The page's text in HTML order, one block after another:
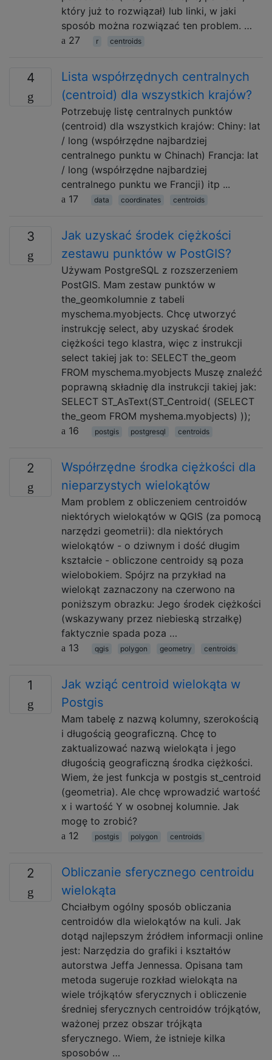
który już to rozwiązał) lub linki, w jaki
sposób można rozwiązać ten problem. …
27
r centroids
4
Lista współrzędnych centralnych
(centroid) dla wszystkich krajów?
Potrzebuję listę centralnych punktów
(centroid) dla wszystkich krajów: Chiny: lat
/ long (współrzędne najbardziej
centralnego punktu w Chinach) Francja: lat
/ long (współrzędne najbardziej
centralnego punktu we Francji) itp ...
17
data coordinates centroids
3
Jak uzyskać środek ciężkości
zestawu punktów w PostGIS?
Używam PostgreSQL z rozszerzeniem
PostGIS. Mam zestaw punktów w
the_geomkolumnie z tabeli
myschema.myobjects. Chcę utworzyć
instrukcję select, aby uzyskać środek
ciężkości tego klastra, więc z instrukcji
select takiej jak to: SELECT the_geom
FROM myschema.myobjects Muszę znaleźć
poprawną składnię dla instrukcji takiej jak:
SELECT ST_AsText(ST_Centroid( (SELECT
the_geom FROM myshema.myobjects) ));
16
postgis postgresql centroids
2
Współrzędne środka ciężkości dla
nieparzystych wielokątów
Mam problem z obliczeniem centroidów
niektórych wielokątów w QGIS (za pomocą
narzędzi geometrii): dla niektórych
wielokątów - o dziwnym i dość długim
kształcie - obliczone centroidy są poza
wielobokiem. Spójrz na przykład na
wielokąt zaznaczony na czerwono na
poniższym obrazku: Jego środek ciężkości
(wskazywany przez niebieską strzałkę)
faktycznie spada poza …
13
qgis polygon geometry centroids
1
Jak wziąć centroid wielokąta w
Postgis
Mam tabelę z nazwą kolumny, szerokością
i długością geograficzną. Chcę to
zaktualizować nazwą wielokąta i jego
długością geograficzną środka ciężkości.
Wiem, że jest funkcja w postgis st_centroid
(geometria). Ale chcę wprowadzić wartość
x i wartość Y w osobnej kolumnie. Jak
mogę to zrobić?
12
postgis polygon centroids
2
Obliczanie sferycznego centroidu
wielokąta
Chciałbym ogólny sposób obliczania
centroidów dla wielokątów na kuli. Jak
dotąd najlepszym źródłem informacji online
jest: Narzędzia do grafiki i kształtów
autorstwa Jeffa Jennessa. Opisana tam
metoda sugeruje rozkład wielokąta na
wiele trójkątów sferycznych i obliczenie
średniej sferycznych centroidów trójkątów,
ważonej przez obszar trójkąta
sferycznego. Wiem, że istnieje kilka
sposobów …